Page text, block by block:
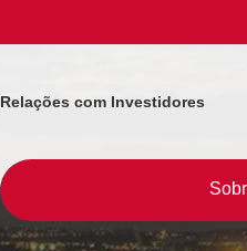
Relações com Investidores